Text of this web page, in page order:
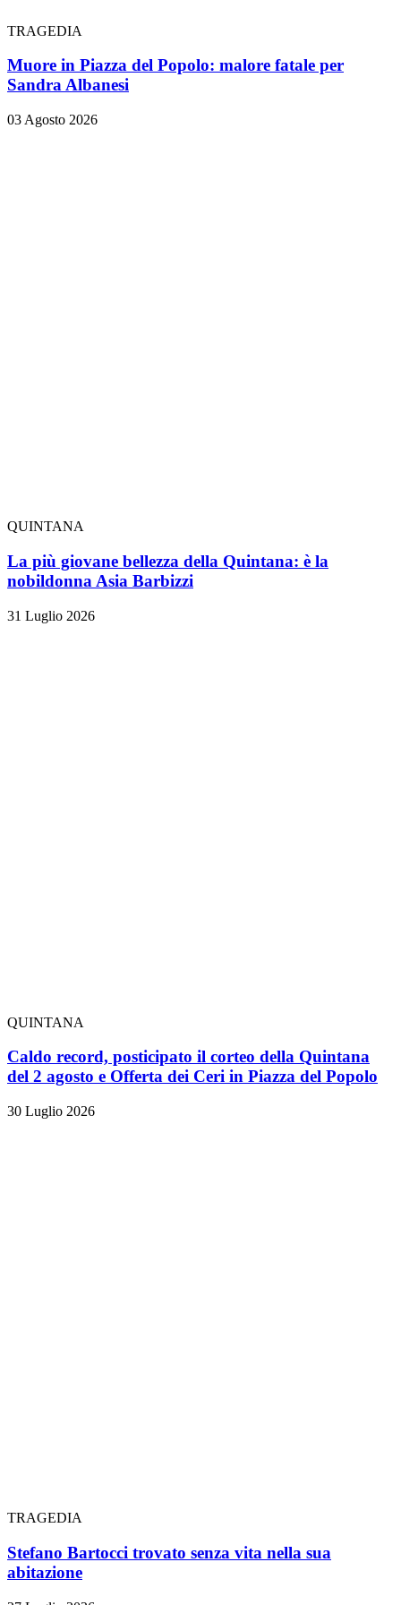
TRAGEDIA
Muore in Piazza del Popolo: malore fatale per
Sandra Albanesi
03 Agosto 2026
QUINTANA
La più giovane bellezza della Quintana: è la
nobildonna Asia Barbizzi
31 Luglio 2026
QUINTANA
Caldo record, posticipato il corteo della Quintana
del 2 agosto e Offerta dei Ceri in Piazza del Popolo
30 Luglio 2026
TRAGEDIA
Stefano Bartocci trovato senza vita nella sua
abitazione